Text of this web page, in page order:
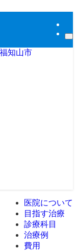
医院について
目指す治療
診療科目
治療例
費用